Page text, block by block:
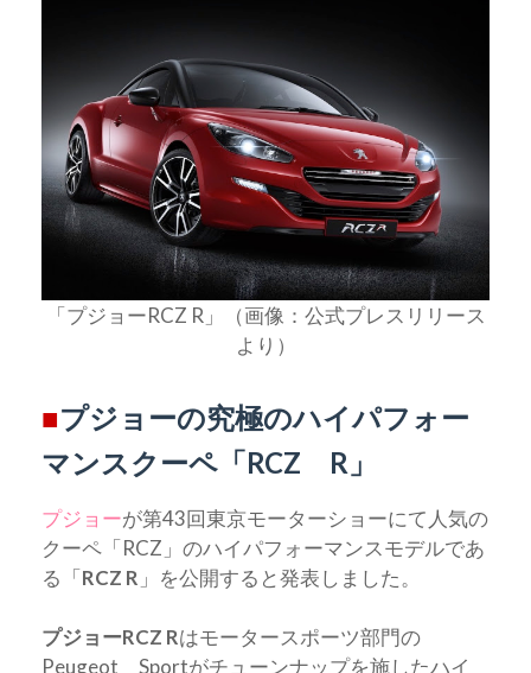
「プジョーRCZ R」（画像：公式プレスリリース
より）
■プジョーの究極のハイパフォー
マンスクーペ「RCZ R」
プジョーが第43回東京モーターショーにて人気の
クーペ「RCZ」のハイパフォーマンスモデルであ
る「RCZ R 」を公開すると発表しました。
プジョーRCZ Rはモータースポーツ部門の
Peugeot Sportがチューンナップを施したハイ